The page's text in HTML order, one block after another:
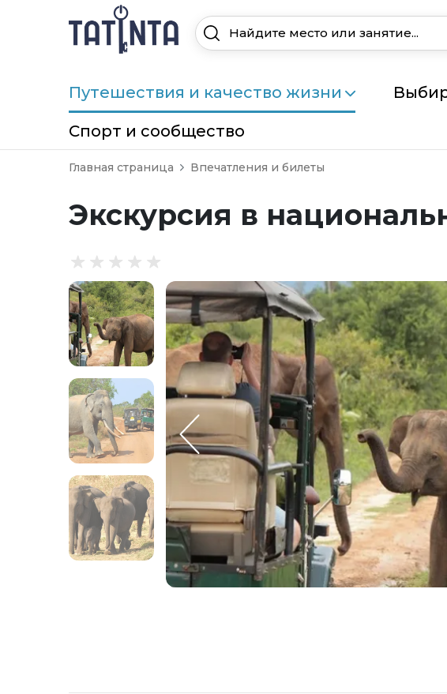
Путешествия и качество жизни
Спорт и сообщество
Главная страница Впечатления и билеты
Экскурсия в